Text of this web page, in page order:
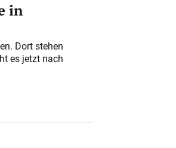
in
Dort stehen
es jetzt nach